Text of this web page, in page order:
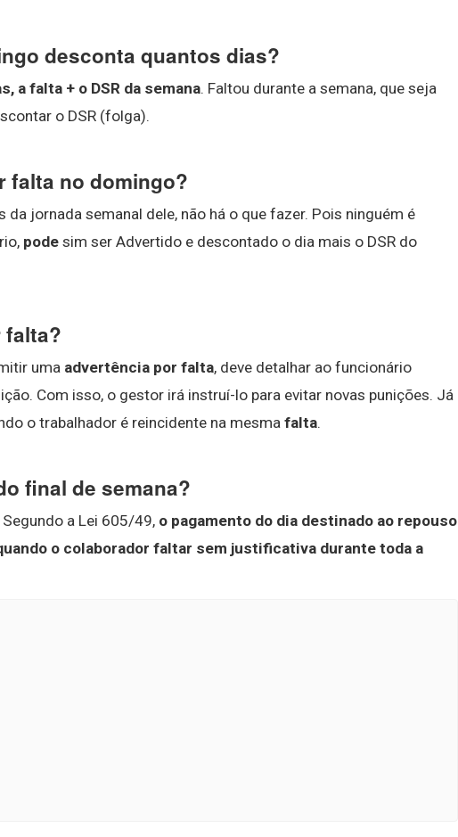
desconta quantos dias?
a falta + o DSR da semana. Faltou durante a semana, que seja
o DSR (folga).
falta no domingo?
jornada semanal dele, não há o que fazer. Pois ninguém é
pode sim ser Advertido e descontado o dia mais o DSR do
falta?
uma advertência por falta, deve detalhar ao funcionário
Com isso, o gestor irá instruí-lo para evitar novas punições. Já
o trabalhador é reincidente na mesmafalta.
final de semana?
a Lei 605/49, o pagamento do dia destinado ao repouso
o colaborador faltar sem justificativa durante toda a